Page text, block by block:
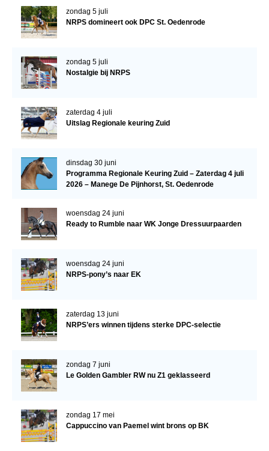
Verrichtingsonderzoek NRPS
Verrichtingsonderzoek 2023-2024
Verrichtingsonderzoek 2021-2022
Sport
Inloggen
CONTACT
REGIO'S
Regio Noord
Regio Midden
Regio West
Regio Zuid
Bestuur Regio Zuid
zondag 5 juli
NRPS domineert ook DPC St. Oedenrode
zondag 5 juli
Nostalgie bij NRPS
zaterdag 4 juli
Uitslag Regionale keuring Zuid
dinsdag 30 juni
Programma Regionale Keuring Zuid – Zaterdag 4 juli
2026 – Manege De Pijnhorst, St. Oedenrode
woensdag 24 juni
Ready to Rumble naar WK Jonge Dressuurpaarden
woensdag 24 juni
NRPS-pony’s naar EK
zaterdag 13 juni
NRPS’ers winnen tijdens sterke DPC-selectie
zondag 7 juni
Le Golden Gambler RW nu Z1 geklasseerd
zondag 17 mei
Cappuccino van Paemel wint brons op BK